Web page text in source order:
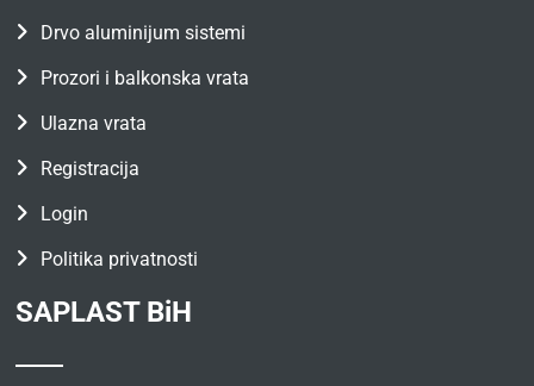
Drvo aluminijum sistemi
Prozori i balkonska vrata
Ulazna vrata
Registracija
Login
Politika privatnosti
SAPLAST BiH